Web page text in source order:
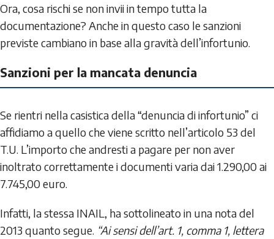
Ora, cosa rischi se non invii in tempo tutta la
documentazione? Anche in questo caso le sanzioni
previste cambiano in base alla gravità dell’infortunio.
Sanzioni per la mancata denuncia
Se rientri nella casistica della “denuncia di infortunio” ci
affidiamo a quello che viene scritto nell’articolo 53 del
T.U. L’importo che andresti a pagare per non aver
inoltrato correttamente i documenti varia dai 1.290,00 ai
7.745,00 euro.
Infatti, la stessa INAIL, ha sottolineato in una nota del
2013 quanto segue. “Ai sensi dell’art. 1, comma 1, lettera